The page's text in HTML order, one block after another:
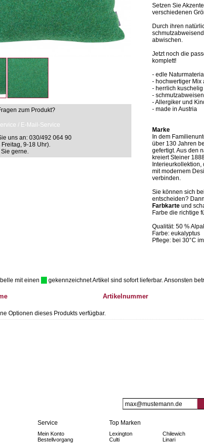
zum Produkt?
/ E-Mail-Service
uns an: 030/492 064 90
9-18 Uhr).
gerne.
Setzen Sie
verschiedenen
Durch ihren
abwischen.
Jetzt noch die
komplett!
- edle
- hochwertiger Mix
- herrlich kuschelig
-
- Allergiker und
- made in Austria
Marke
In dem
über 130 Jahren
gefertigt. Aus den
kreiert Steiner
mit modernem
verbinden.
Sie können sich
entscheiden?
Farbkarte und
Farbe die richtige
Qualität: 50 %
Farbe: eukalyptus
Pflege: bei 30°C
mit einen gekennzeichnet Artikel sind sofort lieferbar.Ansonsten
Artikelnummer
Optionen dieses Produkts verfügbar.
Service
Mein Konto
Bestellvorgang
Top Marken
Lexington
Chilewich
Culti
Linari